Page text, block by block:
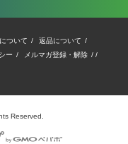
ついて / 返品について /
ー / メルマガ登録・解除 / /
Reserved.